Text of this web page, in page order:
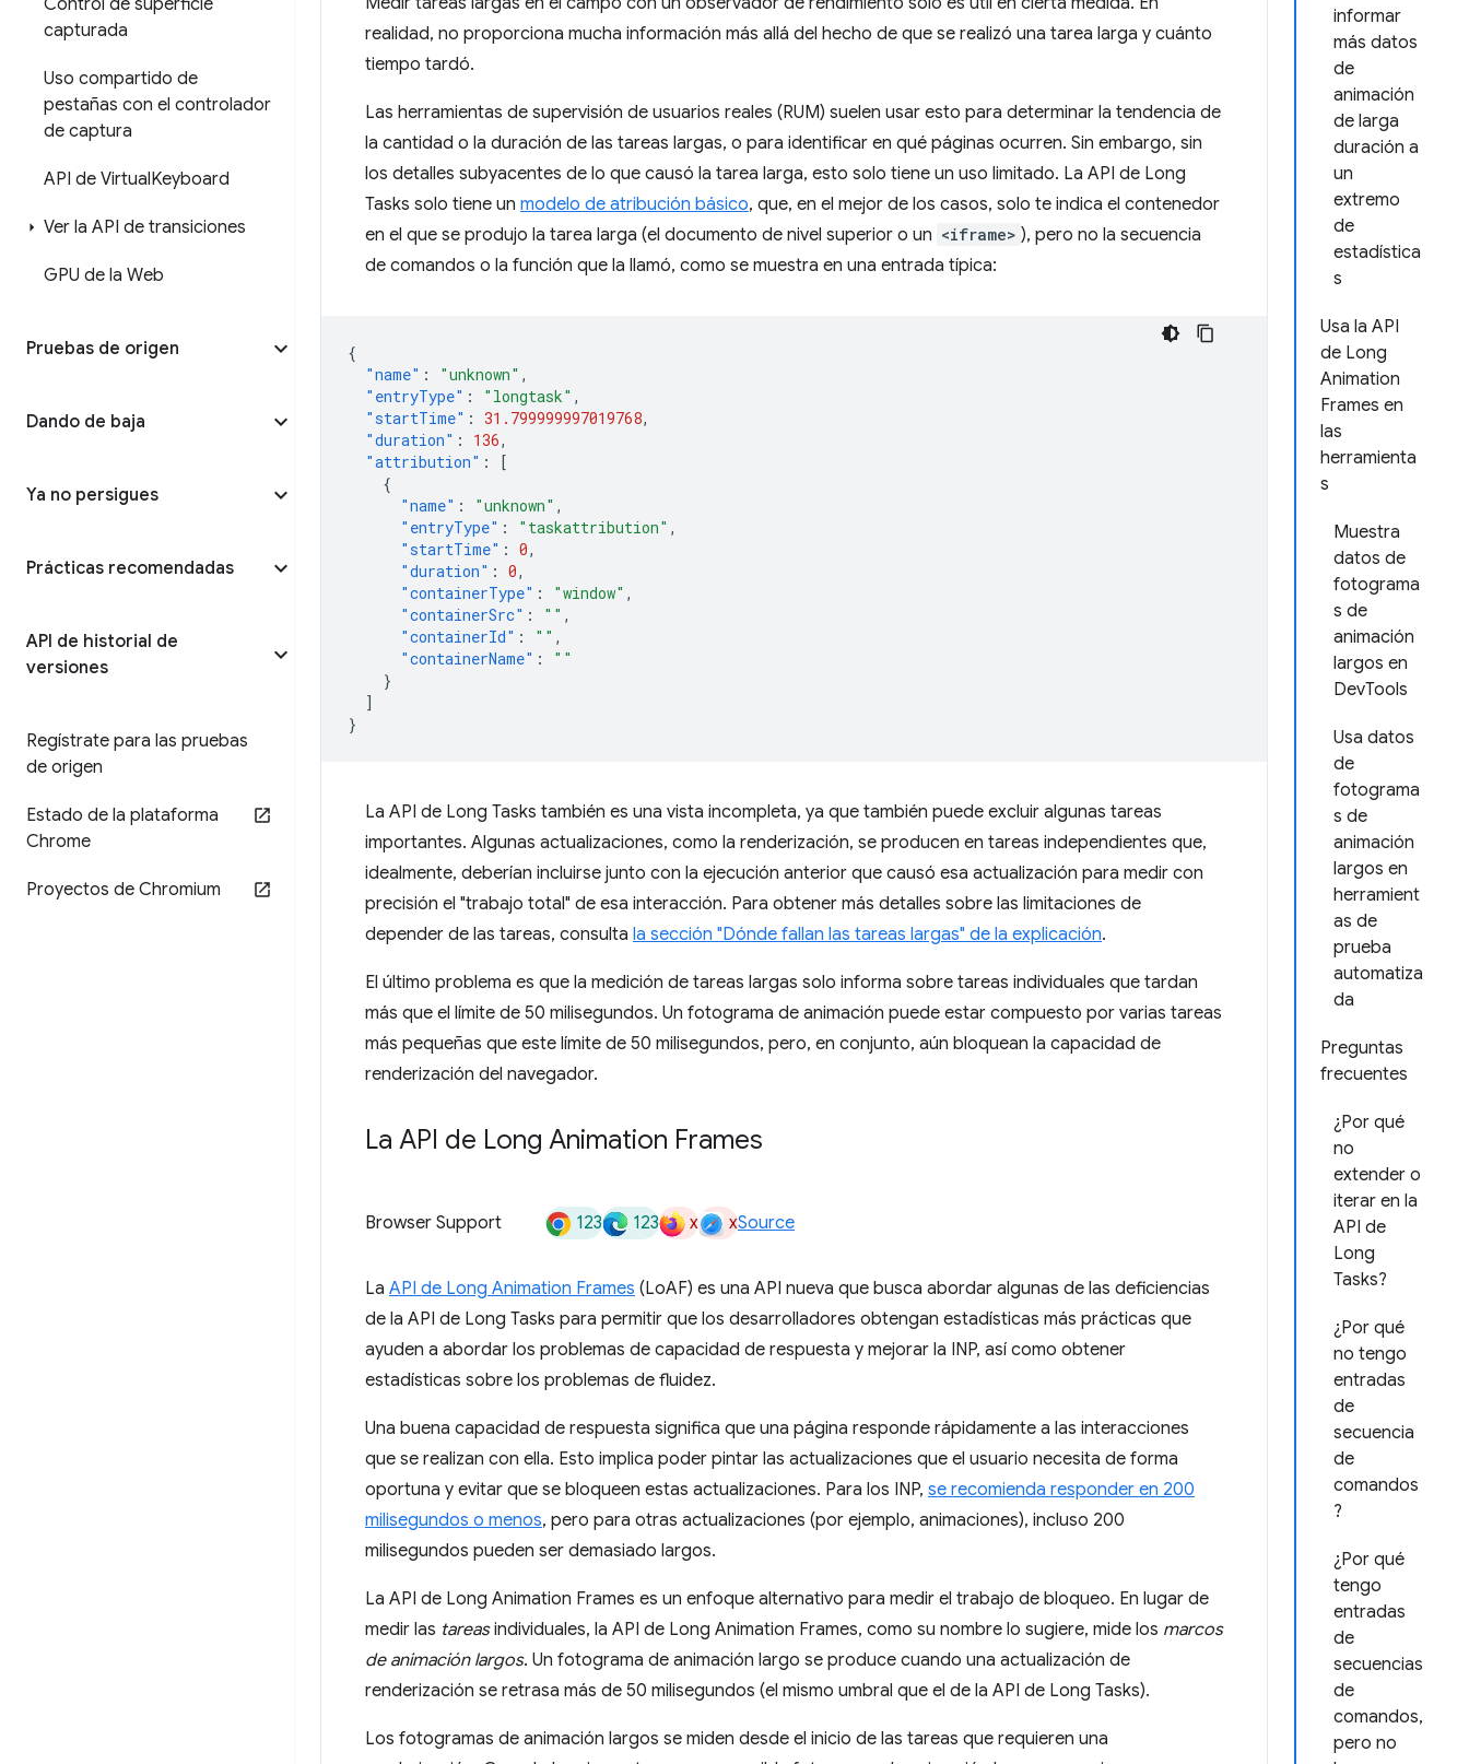
Control de superficie
capturada
Uso compartido de
pestañas con el controlador
de captura
API de VirtualKeyboard
Ver la API de transiciones
GPU de la Web
Pruebas de origen
Dando de baja
Ya no persigues
Prácticas recomendadas
API de historial de
versiones
Regístrate para las pruebas
de origen
Estado de la plataforma
Chrome
Proyectos de Chromium
informar
más datos
de
animación
de larga
duración a
un
extremo
de
estadística
s
Usa la API
de Long
Animation
Frames en
las
herramienta
s
Muestra
datos de
fotograma
s de
animación
largos en
DevTools
Usa datos
de
fotograma
s de
animación
largos en
herramient
as de
prueba
automatiza
da
Preguntas
frecuentes
¿Por qué
no
extender o
iterar en la
API de
Long
Tasks?
¿Por qué
no tengo
entradas
de
secuencia
de
comandos
?
¿Por qué
tengo
entradas
de
secuencias
de
comandos,
pero no
realidad, no proporciona mucha información más allá del hecho de que se realizó una tarea larga y cuánto
tiempo tardó.
Las herramientas de supervisión de usuarios reales (RUM) suelen usar esto para determinar la tendencia de
la cantidad o la duración de las tareas largas, o para identificar en qué páginas ocurren. Sin embargo, sin
los detalles subyacentes de lo que causó la tarea larga, esto solo tiene un uso limitado. La API de Long
Tasks solo tiene un modelo de atribución básico, que, en el mejor de los casos, solo te indica el contenedor
en el que se produjo la tarea larga (el documento de nivel superior o un <iframe> ), pero no la secuencia
de comandos o la función que la llamó, como se muestra en una entrada típica:
{
"name" : "unknown" ,
"entryType" : "longtask" ,
"startTime" : 31.799999997019768,
"duration" : 136,
"attribution" :
[
{
"name" : "unknown" ,
"entryType" : "taskattribution" ,
"startTime" : 0,
"duration" : 0,
"containerType" : "window" ,
"containerSrc" : "" ,
"containerId" : "" ,
"containerName" :
""
}
]
}
La API de Long Tasks también es una vista incompleta, ya que también puede excluir algunas tareas
importantes. Algunas actualizaciones, como la renderización, se producen en tareas independientes que,
idealmente, deberían incluirse junto con la ejecución anterior que causó esa actualización para medir con
precisión el "trabajo total" de esa interacción. Para obtener más detalles sobre las limitaciones de
depender de las tareas, consulta la sección "Dónde fallan las tareas largas" de la explicación.
El último problema es que la medición de tareas largas solo informa sobre tareas individuales que tardan
más que el límite de 50 milisegundos. Un fotograma de animación puede estar compuesto por varias tareas
más pequeñas que este límite de 50 milisegundos, pero, en conjunto, aún bloquean la capacidad de
renderización del navegador.
La API de Long Animation Frames
Browser Support 123 123 x xSource
La API de Long Animation Frames (LoAF) es una API nueva que busca abordar algunas de las deficiencias
de la API de Long Tasks para permitir que los desarrolladores obtengan estadísticas más prácticas que
ayuden a abordar los problemas de capacidad de respuesta y mejorar la INP, así como obtener
estadísticas sobre los problemas de fluidez.
Una buena capacidad de respuesta significa que una página responde rápidamente a las interacciones
que se realizan con ella. Esto implica poder pintar las actualizaciones que el usuario necesita de forma
oportuna y evitar que se bloqueen estas actualizaciones. Para los INP, se recomienda responder en 200
milisegundos o menos, pero para otras actualizaciones (por ejemplo, animaciones), incluso 200
milisegundos pueden ser demasiado largos.
La API de Long Animation Frames es un enfoque alternativo para medir el trabajo de bloqueo. En lugar de
medir las tareasindividuales, la API de Long Animation Frames, como su nombre lo sugiere, mide los marcos
de animación largos. Un fotograma de animación largo se produce cuando una actualización de
renderización se retrasa más de 50 milisegundos (el mismo umbral que el de la API de Long Tasks).
Los fotogramas de animación largos se miden desde el inicio de las tareas que requieren una